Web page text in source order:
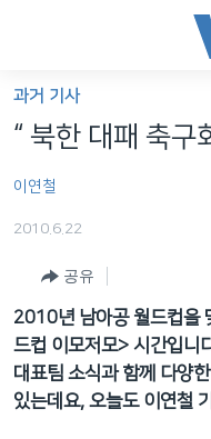
가
능
메
텐
츠
로
이
VOD
라디오
프로그램
주파수 안내
언어 선택
과거 기사
“ 북한 대패 축구
이연철
2010.6.22
공유
2010년 남아공 월드컵을
드컵 이모저모> 시간입니
대표팀 소식과 함께 다양
있는데요, 오늘도 이연철